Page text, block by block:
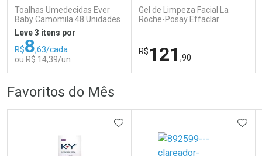
Comprar sem Desconto
Por R$ 395,59/cada
Comprar sem Desconto
Por R$ 395,59/cada
Comprar sem Desconto
Por R$ 166,99/cada
Comprar sem Desconto
Por R$ 166,99/cada
Toalhas Umedecidas Ever
Baby Camomila 48 Unidades
Leve 3 itens por
R$8,63/cada
ou R$ 14,39/un
Por Menos
Gel de Limpeza Facial La
Roche-Posay Effaclar
R$121 ,90
Por Menos
Favoritos do Mês
ADICIONAR AOS FAVORITOS